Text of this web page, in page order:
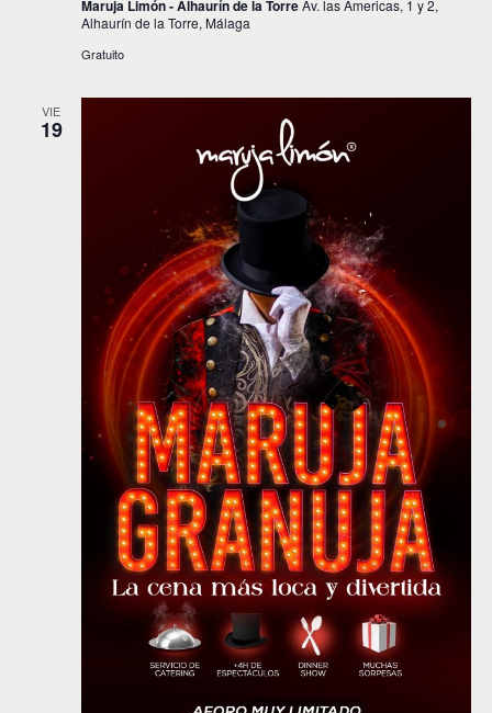
Maruja Limón - Alhaurín de la TorreAv. las Americas, 1 y 2,
Alhaurín de la Torre, Málaga
Gratuito
VIE
19